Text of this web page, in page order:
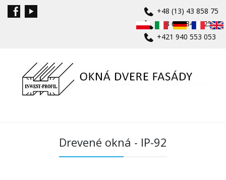
+48 (13) 43 858 75
+48 601 840 625
+421 940 553 053
Drevené okná - IP-92